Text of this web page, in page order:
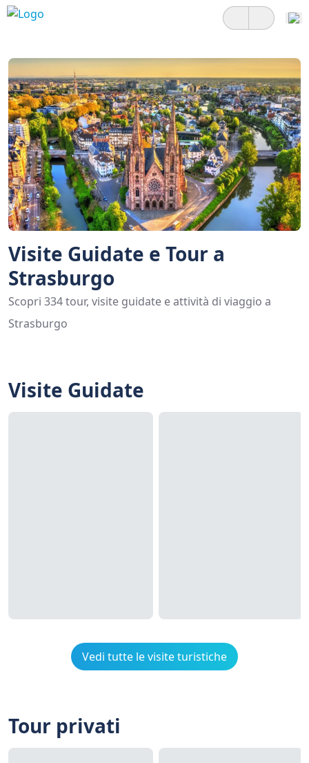
Visite Guidate e Tour a
Strasburgo
Scopri 334 tour, visite guidate e attività di viaggio a
Strasburgo
Visite Guidate
Vedi tutte le visite turistiche
Tour privati